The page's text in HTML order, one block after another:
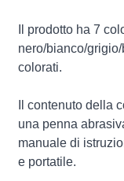
Il prodotto ha 7
nero/bianco/
colorati.
Il contenuto della
una penna
manuale di
e portatile.